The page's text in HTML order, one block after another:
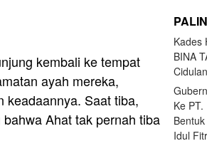
kembali ke tempat
ayah mereka,
keadaannya. Saat tiba,
Ahat tak pernah tiba
Kades
BINA
Ke
Idul